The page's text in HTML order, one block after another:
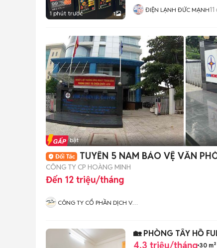
1 phút trước 1 ĐIỆN LẠNH ĐỨC MẠNH11
Tin nổi bật
TUYỂN 5 NAM BẢO VỆ VĂN
CÔNG TY CP HOÀNG MINH
Đến 12 triệu/tháng
CÔNG TY CỔ PHẦN DỊCH VỤ
🏡 PHÒNG TÂY HỒ
4,3 triệu/tháng 30 m²